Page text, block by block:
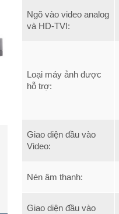
Ngõ vào video analog
và HD-TVI:
Loại máy ảnh được
hỗ trợ:
Giao diện đầu vào
Video:
Nén âm thanh:
Giao diện đầu vào